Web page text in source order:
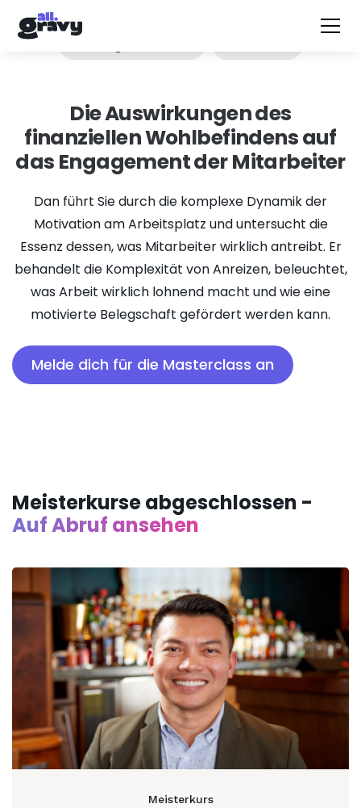
Die Auswirkungen des
finanziellen Wohlbefindens auf
das Engagement der Mitarbeiter
Dan führt Sie durch die komplexe Dynamik der
Motivation am Arbeitsplatz und untersucht die
Essenz dessen, was Mitarbeiter wirklich antreibt. Er
behandelt die Komplexität von Anreizen, beleuchtet,
was Arbeit wirklich lohnend macht und wie eine
motivierte Belegschaft gefördert werden kann.
Melde dich für die Masterclass an
Meisterkurse abgeschlossen -
Auf Abruf ansehen
Meisterkurs